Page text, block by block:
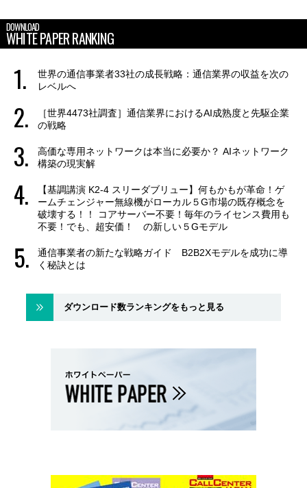
DOWNLOAD
WHITE PAPER RANKING
世界の通信事業者33社の成長戦略：通信業界の収益を次の
レベルへ
［世界4473社調査］通信業界におけるAI成熟度と先駆企業
の戦略
高価な専用ネットワークは本当に必要か？ AIネットワーク
構築の現実解
【基調講演 K2-4 スリーダブリュー】何もかもが革命！ゲ
ームチェンジャー無線機がローカル５G市場の既存概念を
破壊する！！ コアサーバー不要！毎年のライセンス費用も
不要！でも、超安価！ の新しい５Gモデル
通信事業者の新たな戦略ガイド B2B2Xモデルを成功に導
く秘訣とは
ダウンロード数ランキングをもっと見る